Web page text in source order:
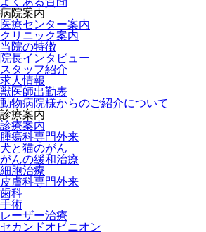
病院案内
医療センター案内
クリニック案内
当院の特徴
院長インタビュー
スタッフ紹介
求人情報
獣医師出勤表
動物病院様からのご紹介について
診療案内
診療案内
腫瘍科専門外来
犬と猫のがん
がんの緩和治療
細胞治療
皮膚科専門外来
歯科
手術
レーザー治療
セカンドオピニオン